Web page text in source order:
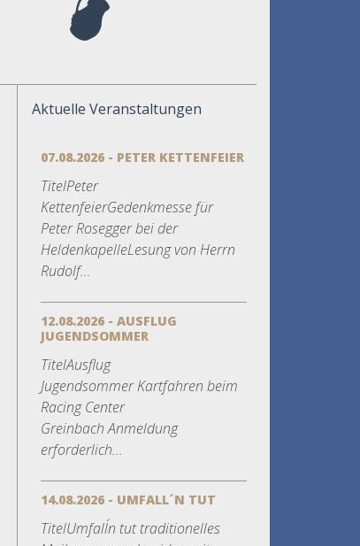
Aktuelle Veranstaltungen
07.08.2026 - PETER KETTENFEIER
TitelPeter
KettenfeierGedenkmesse für
Peter Rosegger bei der
HeldenkapelleLesung von Herrn
Rudolf...
12.08.2026 - AUSFLUG
JUGENDSOMMER
TitelAusflug
Jugendsommer Kartfahren beim
Racing Center
Greinbach Anmeldung
erforderlich...
14.08.2026 - UMFALL´N TUT
TitelUmfall´n tut traditionelles